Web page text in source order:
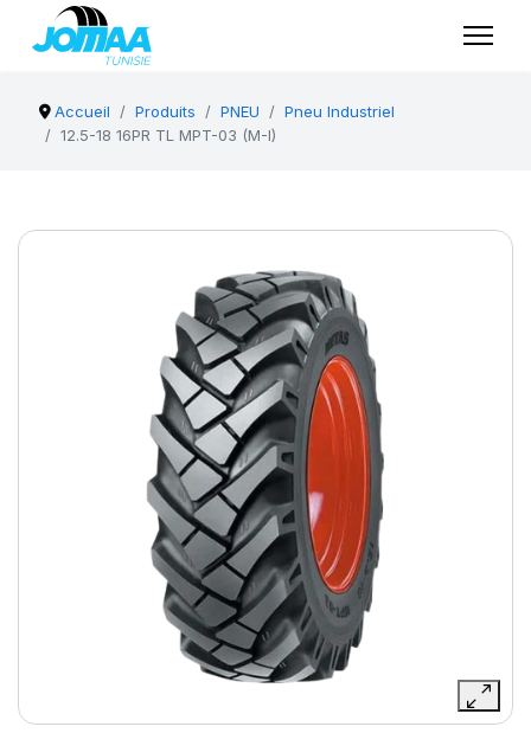
Accueil Produits PNEU
Pneu Industriel
12.5-18 16PR TL MPT-03 (M-I)